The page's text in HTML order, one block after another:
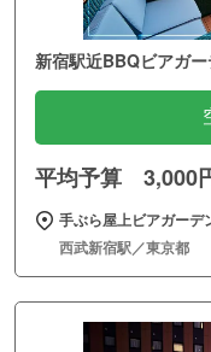
新宿駅近BBQビアガ
平均予算 3,000
手ぶら屋上ビアガーデ
西武新宿駅／東京都